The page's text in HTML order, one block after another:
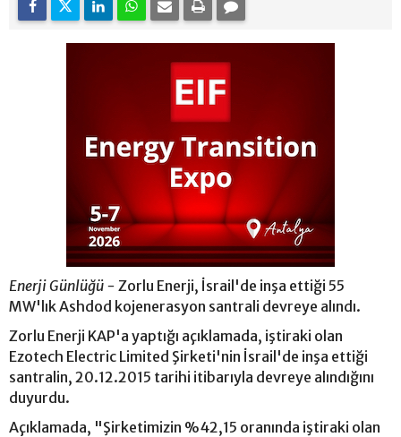
Enerji Günlüğü - Zorlu Enerji, İsrail'de inşa ettiği 55
MW'lık Ashdod kojenerasyon santrali devreye alındı.
Zorlu Enerji KAP'a yaptığı açıklamada, iştiraki olan
Ezotech Electric Limited Şirketi'nin İsrail'de inşa ettiği
santralin, 20.12.2015 tarihi itibarıyla devreye alındığını
duyurdu.
Açıklamada, "Şirketimizin %42,15 oranında iştiraki olan